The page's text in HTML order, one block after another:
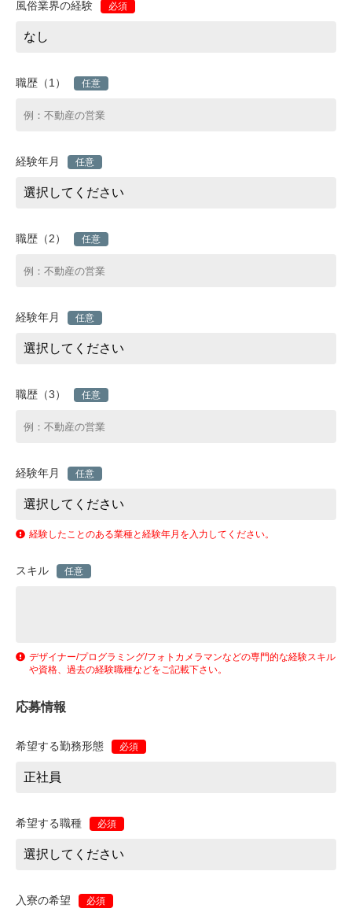
風俗業界の経験 必須
職歴（1） 任意
経験年月 任意
職歴（2） 任意
経験年月 任意
職歴（3） 任意
経験年月 任意
経験したことのある業種と経験年月を入力してください。
スキル 任意
デザイナー/プログラミング/フォトカメラマンなどの専門的な経験スキル
や資格、過去の経験職種などをご記載下さい。
応募情報
希望する勤務形態 必須
希望する職種 必須
入寮の希望 必須